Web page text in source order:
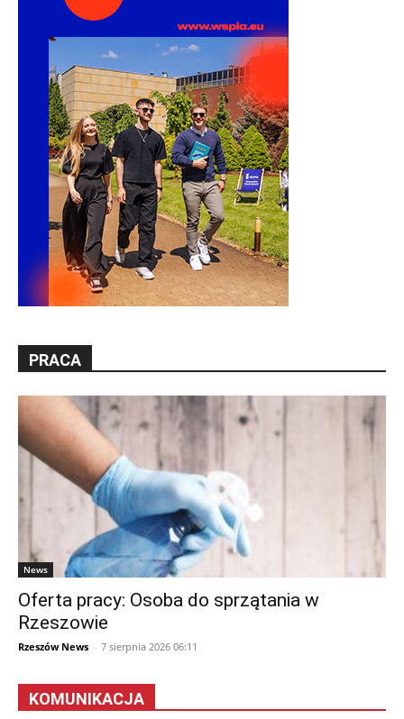
PRACA
News
Oferta pracy: Osoba do sprzątania w
Rzeszowie
Rzeszów News - 7 sierpnia 2026 06:11
KOMUNIKACJA